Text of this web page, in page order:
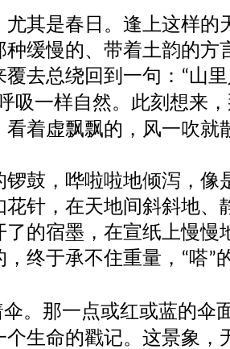
其是春日。逢上这样的
缓慢的、带着土韵的方
去总绕回到一句： “山
吸一样自然。此刻想来
着虚飘飘的，风一吹就
鼓，哗啦啦地倾泻，像
针，在天地间斜斜地、
的宿墨，在宣纸上慢慢
终于承不住重量， “嗒”
。那一点或红或蓝的伞
生命的戳记。这景象，